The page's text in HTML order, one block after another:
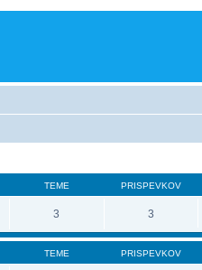
TEME PRISPEVKOV
3 3
TEME PRISPEVKOV